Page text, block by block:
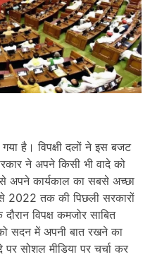
है। विपक्षी दलों ने इस बजट
ने अपने किसी भी वादे को
अपने कार्यकाल का सबसे अच्छा
2022 तक की पिछली सरकारों
विपक्ष कमजोर साबित
सदन में अपनी बात रखने का
सोशल मीडिया पर चर्चा कर